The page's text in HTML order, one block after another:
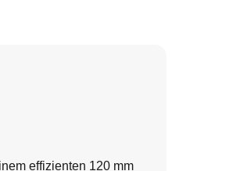
effizienten 120 mm